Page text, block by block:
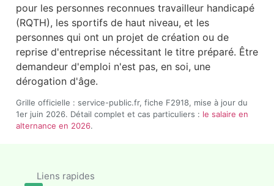
pour les personnes reconnues travailleur handicapé
(RQTH), les sportifs de haut niveau, et les
personnes qui ont un projet de création ou de
reprise d'entreprise nécessitant le titre préparé. Être
demandeur d'emploi n'est pas, en soi, une
dérogation d'âge.
Grille officielle : service-public.fr, fiche F2918, mise à jour du
1er juin 2026. Détail complet et cas particuliers : le salaire en
alternance en 2026.
Liens rapides